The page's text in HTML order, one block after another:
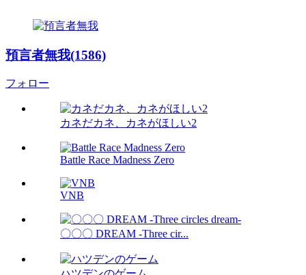
預言者無我(1586)
フォロー
カネだカネ、カネがほしい2
Battle Race Madness Zero
VNB
〇〇〇 DREAM -Three cir...